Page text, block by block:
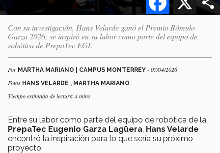
Con su investigación, Hans Velarde ganó el Premio Rómulo
Garza 2026; se inspiró en su labor como parte del equipo de
robótica de PrepaTec EGL
Por MARTHA MARIANO | CAMPUS MONTERREY - 07/04/2026
Fotos HANS VELARDE , MARTHA MARIANO
Tiempo estimado de lectura:4 mins
Entre su labor como parte del equipo de robótica de la
PrepaTec Eugenio Garza Lagüera Hans Velarde
encontró la inspiración para lo que sería su próximo
proyecto.